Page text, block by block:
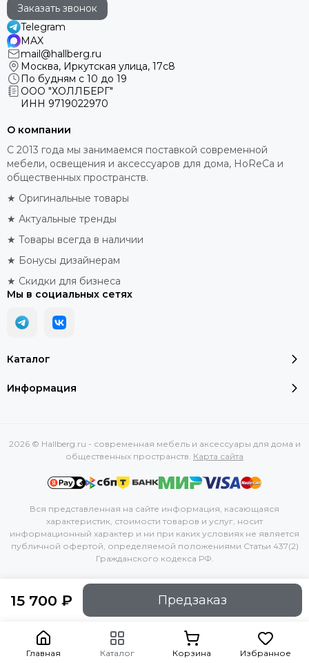
15 700 ₽ Предзаказ
Заказать звонок
Telegram
MAX
mail@hallberg.ru
Москва, Иркутская улица, 17с8
По будням с 10 до 19
ООО "ХОЛЛБЕРГ"
ИНН 9719022970
Каталог
Информация
О компании
С 2013 года мы занимаемся поставкой современной
мебели, освещения и аксессуаров для дома, HoReCa и
общественных пространств.
★ Оригинальные товары
★ Актуальные тренды
★ Товары всегда в наличии
★ Бонусы дизайнерам
★ Скидки для бизнеса
Мы в социальных сетях
2026 © Hallberg.ru - современная мебель и аксессуары для дома и
общественных пространств. Карта сайта
Вся представленная на сайте информация, касающаяся
характеристик, стоимости товаров и услуг, носит
информационный характер и ни при каких условиях не является
публичной офертой, определяемой положениями Статьи 437(2)
Гражданского кодекса РФ.
Главная Каталог Корзина Избранное